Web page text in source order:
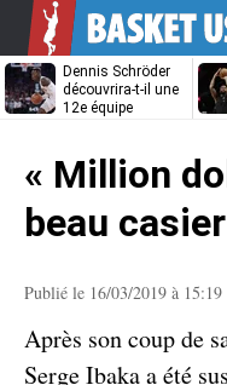
Dennis Schröder
découvrira-t-il une
12e équipe
Unibet
« Million
beau
Publié le 16/03/2019 à 15:19
Après son coup de
Serge Ibaka a été